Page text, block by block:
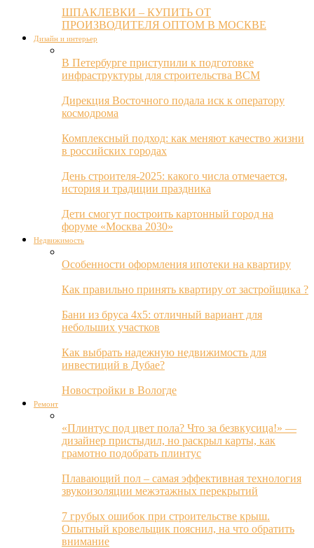
ШПАКЛЕВКИ – КУПИТЬ ОТ
ПРОИЗВОДИТЕЛЯ ОПТОМ В МОСКВЕ
Дизайн и интерьер
В Петербурге приступили к подготовке
инфраструктуры для строительства ВСМ
Дирекция Восточного подала иск к оператору
космодрома
Комплексный подход: как меняют качество жизни
в российских городах
День строителя-2025: какого числа отмечается,
история и традиции праздника
Дети смогут построить картонный город на
форуме «Москва 2030»
Недвижимость
Особенности оформления ипотеки на квартиру
Как правильно принять квартиру от застройщика ?
Бани из бруса 4х5: отличный вариант для
небольших участков
Как выбрать надежную недвижимость для
инвестиций в Дубае?
Новостройки в Вологде
Ремонт
«Плинтус под цвет пола? Что за безвкусица!» —
дизайнер пристыдил, но раскрыл карты, как
грамотно подобрать плинтус
Плавающий пол – самая эффективная технология
звукоизоляции межэтажных перекрытий
7 грубых ошибок при строительстве крыш.
Опытный кровельщик пояснил, на что обратить
внимание